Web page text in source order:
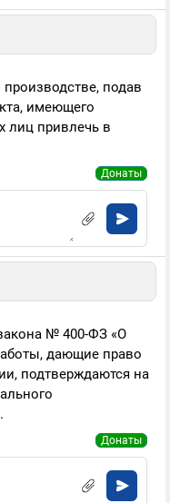
подав
имеющего
лиц привлечь в
Донаты
№ 400-ФЗ «О
дающие право
подтверждаются на
Донаты